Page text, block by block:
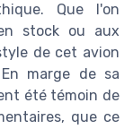
Que l'on
stock ou aux
de cet avion
marge de sa
été témoin de
que ce